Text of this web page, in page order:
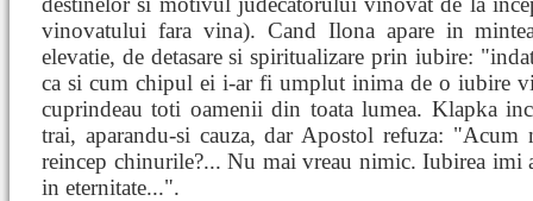
vinovatului fara vina). Cand Ilona apare in
elevatie, de detasare si spiritualizare prin iubire:
ca si cum chipul ei i-ar fi umplut inima de o iubire
cuprindeau toti oamenii din toata lumea. Klapka
trai, aparandu-si cauza, dar Apostol refuza:
reincep chinurile?... Nu mai vreau nimic. Iubirea imi
in eternitate...".